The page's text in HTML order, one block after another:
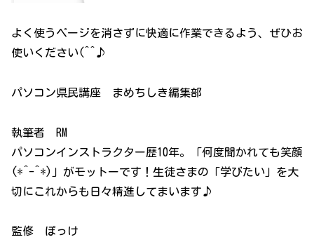
よく使うページを消さずに快適に作業できるよう、ぜひお
使いください(^^♪
パソコン県民講座 まめちしき編集部
執筆者 RM
パソコンインストラクター歴10年。「何度聞かれても笑顔
(*^-^*)」がモットーです！生徒さまの「学びたい」を大
切にこれからも日々精進してまいます♪
監修 ぽっけ